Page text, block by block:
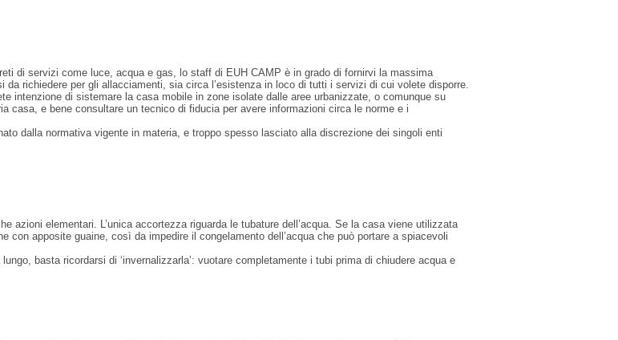
di servizi come luce, acqua e gas, lo staff di EUH CAMP è in grado di fornirvi la massima
richiedere per gli allacciamenti, sia circa l’esistenza in loco di tutti i servizi di cui volete disporre.
intenzione di sistemare la casa mobile in zone isolate dalle aree urbanizzate, o comunque su
casa, e bene consultare un tecnico di fiducia per avere informazioni circa le norme e i
dalla normativa vigente in materia, e troppo spesso lasciato alla discrezione dei singoli enti
azioni elementari. L’unica accortezza riguarda le tubature dell’acqua. Se la casa viene utilizzata
con apposite guaine, così da impedire il congelamento dell’acqua che può portare a spiacevoli
basta ricordarsi di ‘invernalizzarla’: vuotare completamente i tubi prima di chiudere acqua e